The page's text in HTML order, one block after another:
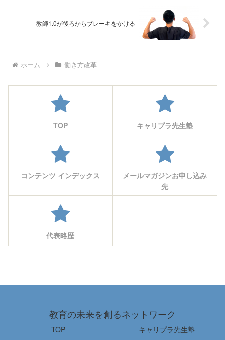
教師1.0が後ろからブレーキをかける
ホーム 働き方改革
TOP キャリプラ先生塾
コンテンツ インデックス
メールマガジンお申し込み
先
代表略歴
教育の未来を創るネットワーク
TOP
キャリプラ先生塾